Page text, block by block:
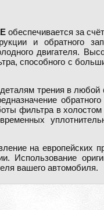
обеспечивается за
и обратного
двигателя.
способного с
трения в любой
обратного
фильтра в
на европейских
Использование
вашего автомобиля.